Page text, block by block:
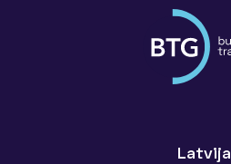
Latvija